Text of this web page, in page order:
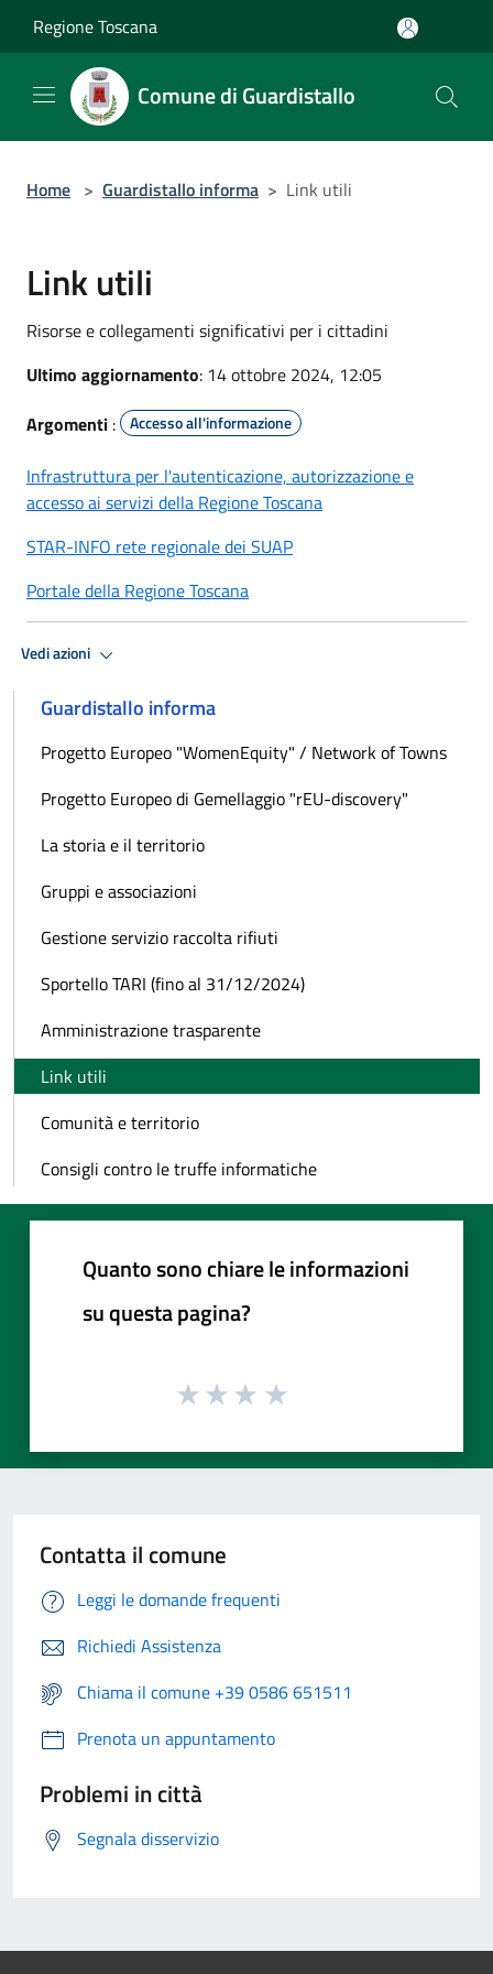
Regione Toscana
Comune di Guardistallo
Home > Guardistallo informa > Link utili
Link utili
Risorse e collegamenti significativi per i cittadini
Ultimo aggiornamento: 14 ottobre 2024, 12:05
Argomenti : Accesso all'informazione
Infrastruttura per l'autenticazione, autorizzazione e
accesso ai servizi della Regione Toscana
STAR-INFO rete regionale dei SUAP
Portale della Regione Toscana
Vedi azioni
Guardistallo informa
Progetto Europeo "WomenEquity" / Network of Towns
Progetto Europeo di Gemellaggio "rEU-discovery"
La storia e il territorio
Gruppi e associazioni
Gestione servizio raccolta rifiuti
Sportello TARI (fino al 31/12/2024)
Amministrazione trasparente
Link utili
Comunità e territorio
Consigli contro le truffe informatiche
Quanto sono chiare le informazioni
su questa pagina?
Contatta il comune
Leggi le domande frequenti
Richiedi Assistenza
Chiama il comune +39 0586 651511
Prenota un appuntamento
Problemi in città
Segnala disservizio